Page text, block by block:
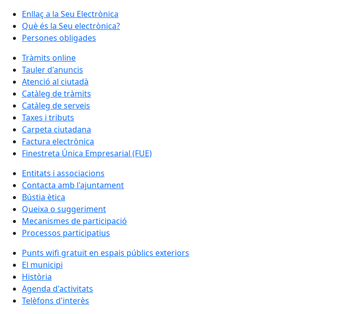
Enllaç a la Seu Electrònica
Què és la Seu electrònica?
Persones obligades
Tràmits online
Tauler d'anuncis
Atenció al ciutadà
Catàleg de tràmits
Catàleg de serveis
Taxes i tributs
Carpeta ciutadana
Factura electrònica
Finestreta Única Empresarial (FUE)
Entitats i associacions
Contacta amb l'ajuntament
Bústia ètica
Queixa o suggeriment
Mecanismes de participació
Processos participatius
Punts wifi gratuït en espais públics exteriors
El municipi
Història
Agenda d'activitats
Telèfons d'interès